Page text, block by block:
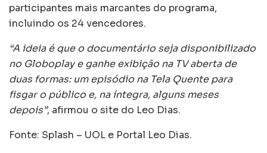
participantes mais marcantes do programa,
incluindo os 24 vencedores.
“A ideia é que o documentário seja disponibilizado
no Globoplay e ganhe exibição na TV aberta de
duas formas: um episódio na Tela Quente para
fisgar o público e, na íntegra, alguns meses
depois”, afirmou o site do Leo Dias.
Fonte: Splash – UOL e Portal Leo Dias.